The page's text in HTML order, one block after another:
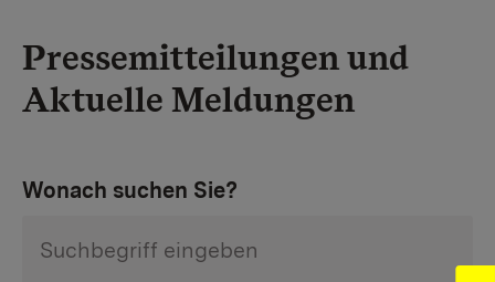
Pressemitteilungen und
Aktuelle Meldungen
Wonach suchen Sie?